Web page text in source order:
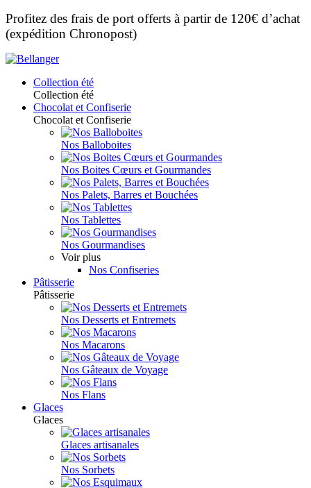
Profitez des frais de port offerts à partir de 120€ d’achat
(expédition Chronopost)
Collection été
Collection été
Chocolat et Confiserie
Chocolat et Confiserie
Nos Balloboites
Nos Boites Cœurs et Gourmandes
Nos Palets, Barres et Bouchées
Nos Tablettes
Nos Gourmandises
Voir plus
Nos Confiseries
Pâtisserie
Pâtisserie
Nos Desserts et Entremets
Nos Macarons
Nos Gâteaux de Voyage
Nos Flans
Glaces
Glaces
Glaces artisanales
Nos Sorbets